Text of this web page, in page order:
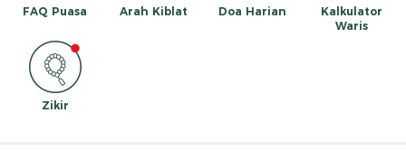
FAQ Puasa Arah Kiblat Doa Harian
Kalkulator
Waris
Zikir